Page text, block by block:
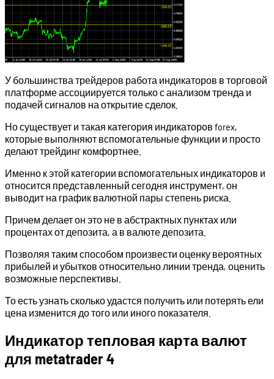
У большинства трейдеров работа индикаторов в торговой
платформе ассоциируется только с анализом тренда и
подачей сигналов на открытие сделок.
Но существует и такая категория индикаторов forex,
которые выполняют вспомогательные функции и просто
делают трейдинг комфортнее.
Именно к этой категории вспомогательных индикаторов и
относится представленный сегодня инструмент, он
выводит на график валютной пары степень риска.
Причем делает он это не в абстрактных пунктах или
процентах от депозита, а в валюте депозита.
Позволяя таким способом произвести оценку вероятных
прибылей и убытков относительно линии тренда, оценить
возможные перспективы.
То есть узнать сколько удастся получить или потерять ели
цена изменится до того или иного показателя.
Индикатор тепловая карта валют
для metatrader 4